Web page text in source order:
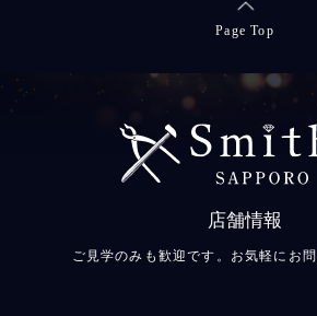
Page Top
店舗情報
ご見学のみも歓迎です。お気軽にお問